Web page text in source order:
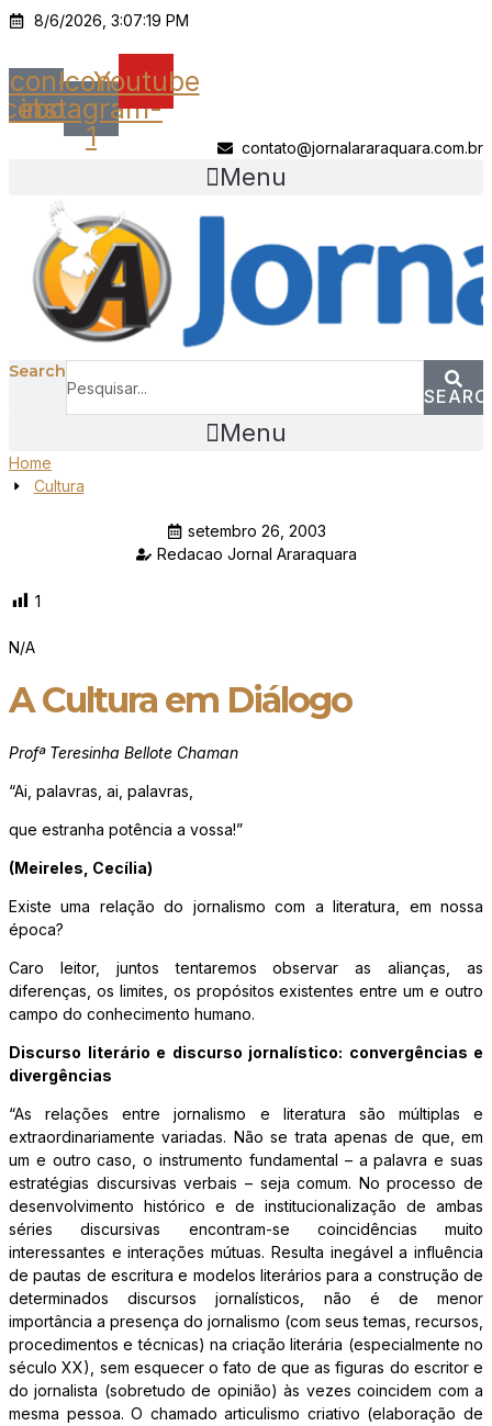
Ir
o
conteúdo
8/6/2026, 3:07:19 PM
Icon-Icon-
instagram-
1
Youtube
contato@jornalararaquara.com.br
Menu
Search
Menu
Home
Cultura
setembro 26, 2003
Redacao Jornal Araraquara
1
N/A
A Cultura em Diálogo
Profª Teresinha Bellote Chaman
“Ai, palavras, ai, palavras,
que estranha potência a vossa!”
(Meireles, Cecília)
Existe uma relação do jornalismo com a literatura, em nossa
época?
Caro leitor, juntos tentaremos observar as alianças, as
diferenças, os limites, os propósitos existentes entre um e outro
campo do conhecimento humano.
Discurso literário e discurso jornalístico: convergências e
divergências
“As relações entre jornalismo e literatura são múltiplas e
extraordinariamente variadas. Não se trata apenas de que, em
um e outro caso, o instrumento fundamental – a palavra e suas
estratégias discursivas verbais – seja comum. No processo de
desenvolvimento histórico e de institucionalização de ambas
séries discursivas encontram-se coincidências muito
interessantes e interações mútuas. Resulta inegável a influência
de pautas de escritura e modelos literários para a construção de
determinados discursos jornalísticos, não é de menor
importância a presença do jornalismo (com seus temas, recursos,
procedimentos e técnicas) na criação literária (especialmente no
século XX), sem esquecer o fato de que as figuras do escritor e
do jornalista (sobretudo de opinião) às vezes coincidem com a
mesma pessoa. O chamado articulismo criativo (elaboração de